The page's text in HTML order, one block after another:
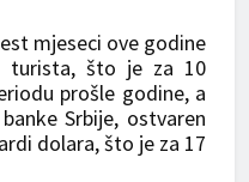
mjeseci ove godine
turista, što je za 10
prošle godine, a
Srbije, ostvaren
dolara, što je za 17